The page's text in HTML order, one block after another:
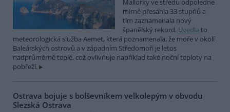
Mallorky ve středu odpoledne
mírně přesáhla 33 stupňů a
tím zaznamenala nový
španělský rekord. Uvedla to
meteorologická služba Aemet, která poznamenala, že moře v okolí
Baleárských ostrovů a v západním Středomoří je letos
nadprůměrně teplé, což ovlivňuje například také noční teploty na
pobřeží.
Ostrava bojuje s bolševníkem velkolepým v obvodu
Slezská Ostrava